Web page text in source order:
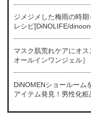
ジメジメした梅雨の時
レシピ[DiNOLIFE/
マスク肌荒れケアにオ
オールインワンジェル］
DiNOMENショールーム
アイテム発見！男性化